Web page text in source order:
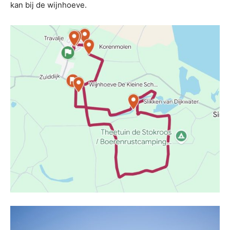
kan bij de wijnhoeve.